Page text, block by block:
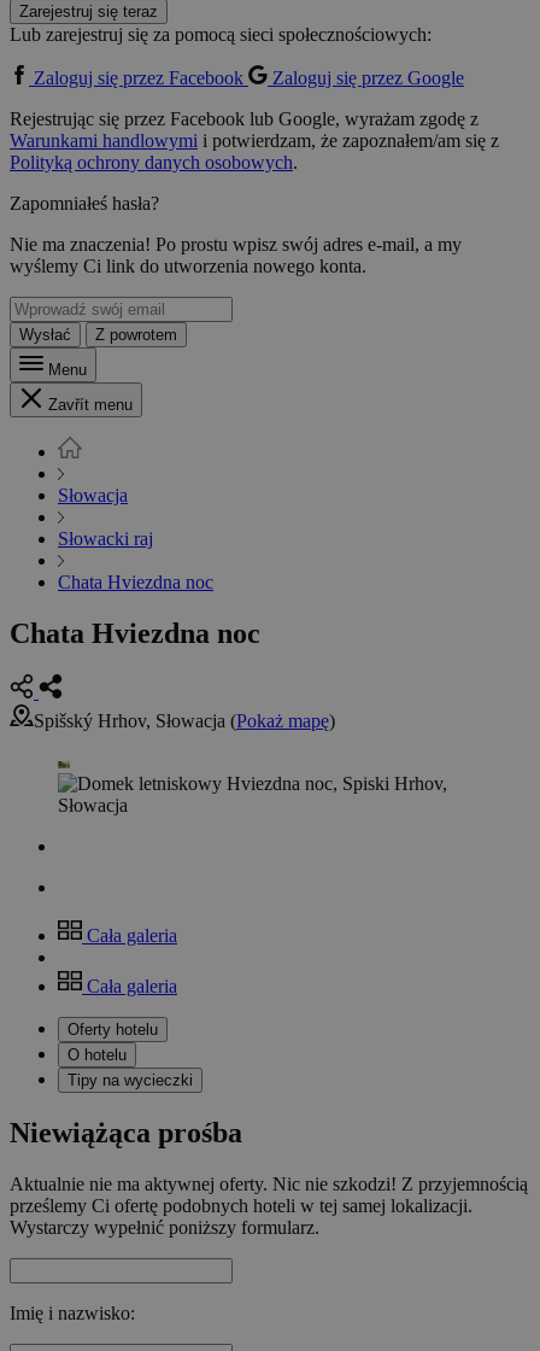
Zarejestruj się teraz
Lub zarejestruj się za pomocą sieci społecznościowych:
Zaloguj się przez Facebook
Zaloguj się przez Google
Rejestrując się przez Facebook lub Google, wyrażam zgodę z
Warunkami handlowymi i potwierdzam, że zapoznałem/am się z
Polityką ochrony danych osobowych.
Zapomniałeś hasła?
Nie ma znaczenia! Po prostu wpisz swój adres e-mail, a my
wyślemy Ci link do utworzenia nowego konta.
Wysłać
Z powrotem
Menu
Zavřít menu
Słowacja
Słowacki raj
Chata Hviezdna noc
Chata Hviezdna noc
Spišský Hrhov, Słowacja (Pokaż mapę)
Cała galeria
Cała galeria
Oferty hotelu
O hotelu
Tipy na wycieczki
Niewiążąca prośba
Aktualnie nie ma aktywnej oferty. Nic nie szkodzi! Z przyjemnością
prześlemy Ci ofertę podobnych hoteli w tej samej lokalizacji.
Wystarczy wypełnić poniższy formularz.
Imię i nazwisko: